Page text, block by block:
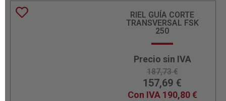
RIEL GUÍA CORTE
TRANSVERSAL FSK
250
Precio sin IVA
187,73€
157,69 €
Con IVA 190,80€